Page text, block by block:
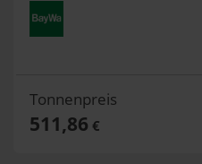
Tonnenpreis
511,86 €